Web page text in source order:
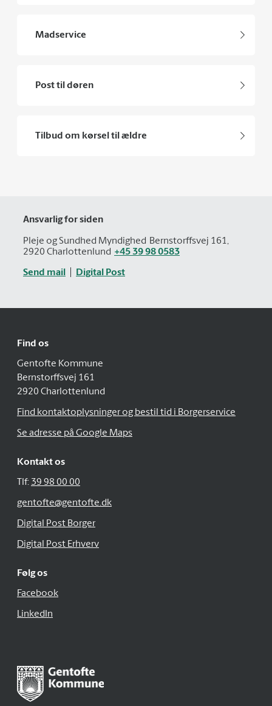
Madservice
Post til døren
Tilbud om kørsel til ældre
Ansvarlig for siden
Pleje og Sundhed Myndighed Bernstorffsvej 161,
2920 Charlottenlund +45 39 98 0583
Send mail Digital Post
Find os
Gentofte Kommune
Bernstorffsvej 161
2920 Charlottenlund
Find kontaktoplysninger og bestil tid i Borgerservice
Se adresse på Google Maps
Kontakt os
Tlf: 39 98 00 00
gentofte@gentofte.dk
Digital Post Borger
Digital Post Erhverv
Følg os
Facebook
LinkedIn